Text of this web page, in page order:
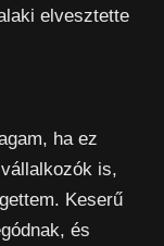
elvesztette
ha ez
is,
Keserű
és